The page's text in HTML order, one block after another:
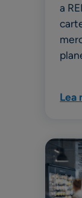
a
Lea